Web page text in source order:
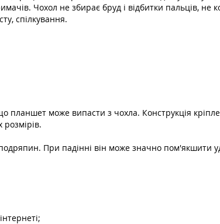
Чохол не збирає бруд і відбитки пальців, не
спілкування.
планшет може випасти з чохла. Конструкція
При падінні він може значно пом'якшити